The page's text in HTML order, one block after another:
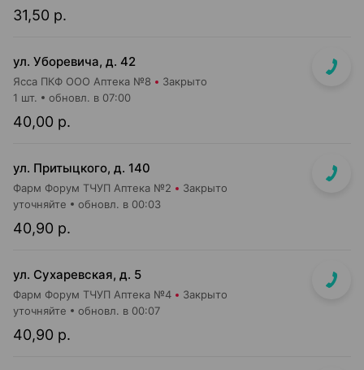
31,50 р.
ул. Уборевича, д. 42
Ясса ПКФ ООО Аптека №8 Закрыто
40,00 р.
1 шт. обновл. в 07:00
ул. Притыцкого, д. 140
Фарм Форум ТЧУП Аптека №2 Закрыто
40,90 р.
уточняйте обновл. в 00:03
ул. Сухаревская, д. 5
Фарм Форум ТЧУП Аптека №4 Закрыто
40,90 р.
уточняйте обновл. в 00:07